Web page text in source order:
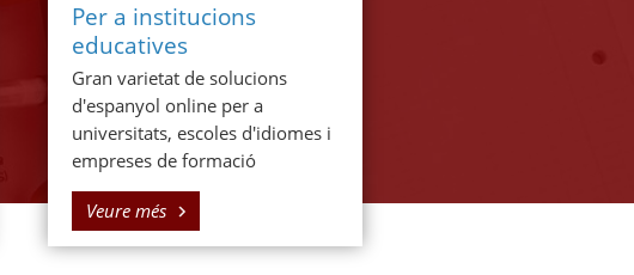
Per a institucions
educatives
Gran varietat de solucions
d'espanyol online per a
universitats, escoles d'idiomes i
empreses de formació
Veure més